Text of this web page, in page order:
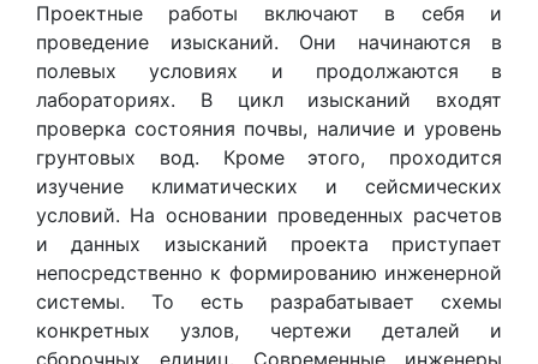
Проектные работы включают в себя и
проведение изысканий. Они начинаются в
полевых условиях и продолжаются в
лабораториях. В цикл изысканий входят
проверка состояния почвы, наличие и уровень
грунтовых вод. Кроме этого, проходится
изучение климатических и сейсмических
условий. На основании проведенных расчетов
и данных изысканий проекта приступает
непосредственно к формированию инженерной
системы. То есть разрабатывает схемы
конкретных узлов, чертежи деталей и
сборочных единиц. Современные инженеры